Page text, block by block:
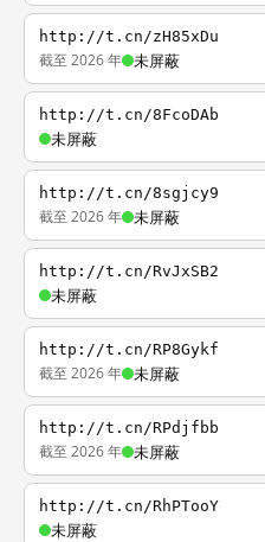
http://t.cn/zH85xDu
截至 2026 年 未屏蔽
http://t.cn/8FcoDAb
未屏蔽
http://t.cn/8sgjcy9
截至 2026 年 未屏蔽
http://t.cn/RvJxSB2
未屏蔽
http://t.cn/RP8Gykf
截至 2026 年 未屏蔽
http://t.cn/RPdjfbb
截至 2026 年 未屏蔽
http://t.cn/RhPTooY
未屏蔽